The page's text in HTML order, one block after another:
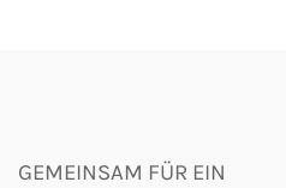
GEMEINSAM FÜR EIN